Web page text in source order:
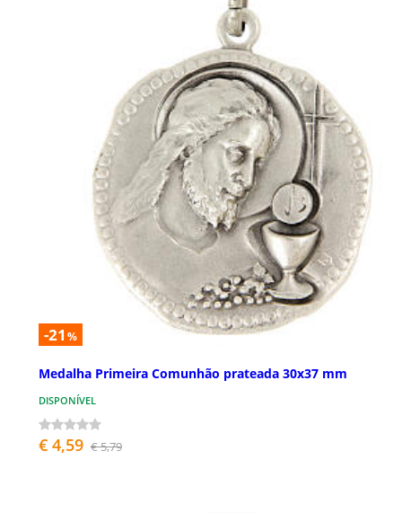
-21 %
Medalha Primeira Comunhão prateada 30x37 mm
DISPONÍVEL
€ 4,59 € 5,79